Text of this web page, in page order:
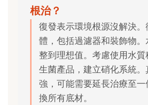
根治？
復發表示環境根源沒解決。
體，包括過濾器和裝飾物。
整到理想值。考慮使用水質
生菌產品，建立硝化系統
強，可能需要延長治療至一
換所有底材。